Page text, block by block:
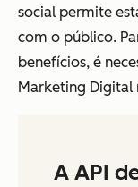
social permite
com o público.
benefícios, é
Marketing Digital
A API